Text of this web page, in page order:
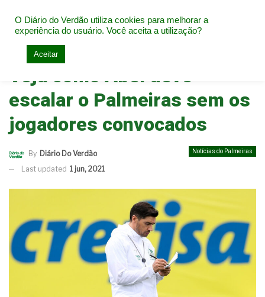
Home Notícias do Palmeiras
Veja como Abel deve
escalar o Palmeiras sem os
jogadores convocados
Notícias do Palmeiras
By Diário Do Verdão
Last updated 1 jun, 2021
O Diário do Verdão utiliza cookies para melhorar a
experiência do usuário. Você aceita a utilização?
Aceitar